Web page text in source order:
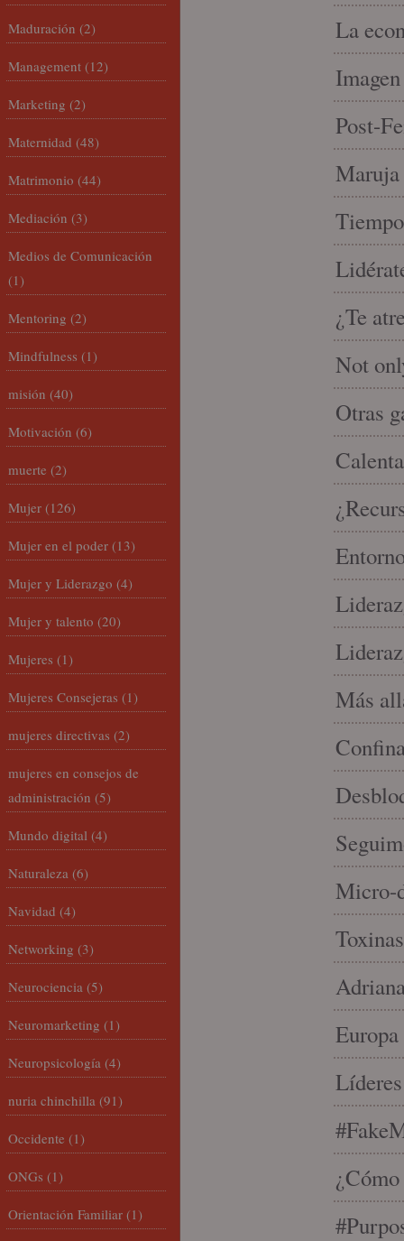
La
Post-
Maruja
¿Te
Not
Otras
Más
Micro-
Maduración (2)
Management (12)
Marketing (2)
Maternidad (48)
Matrimonio (44)
Mediación (3)
Medios de Comunicación
(1)
Mentoring (2)
Mindfulness (1)
misión (40)
Motivación (6)
muerte (2)
Mujer (126)
Mujer en el poder (13)
Mujer y Liderazgo (4)
Mujer y talento (20)
Mujeres (1)
Mujeres Consejeras (1)
mujeres directivas (2)
mujeres en consejos de
administración (5)
Mundo digital (4)
Naturaleza (6)
Navidad (4)
Networking (3)
Neurociencia (5)
Neuromarketing (1)
Neuropsicología (4)
nuria chinchilla (91)
Occidente (1)
ONGs (1)
Orientación Familiar (1)